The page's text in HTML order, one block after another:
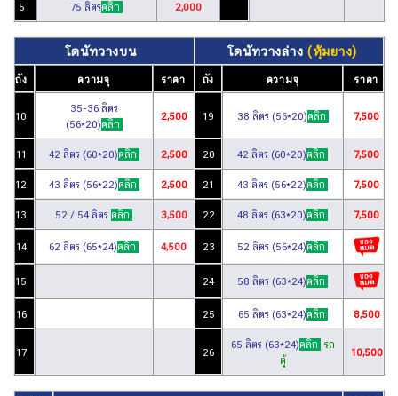
5 75 ลิตรคลิก 2,000
โดนัทวางบน โดนัทวางล่าง(หุ้มยาง)
ถัง ความจุ ราคา ถัง ความจุ ราคา
10
35-36 ลิตร
(56*20)คลิก
2,500 19 38 ลิตร (56*20)คลิก 7,500
11 42 ลิตร (60*20)คลิก 2,500 20 42 ลิตร (60*20)คลิก 7,500
12 43 ลิตร (56*22)คลิก 2,500 21 43 ลิตร (56*22)คลิก 7,500
13 52 / 54 ลิตร คลิก 3,500 22 48 ลิตร (63*20)คลิก 7,500
14 62 ลิตร (65*24)คลิก 4,500 23 52 ลิตร (56*24)คลิก
15 24 58 ลิตร (63*24)คลิก
16 25 65 ลิตร (63*24)คลิก 8,500
17 26
65 ลิตร (63*24)คลิก รถ
ตู้
10,500